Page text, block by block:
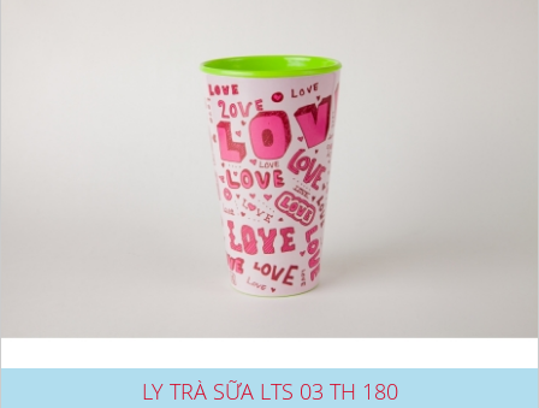
LY TRÀ SỮA LTS 03 TH 180